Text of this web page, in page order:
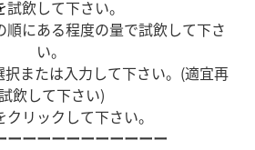
試飲して下さい。
順にある程度の量で試飲して下さ
い。
または入力して下さい。(適宜再
飲して下さい)
リックして下さい。
ーーーーーーーーーーー